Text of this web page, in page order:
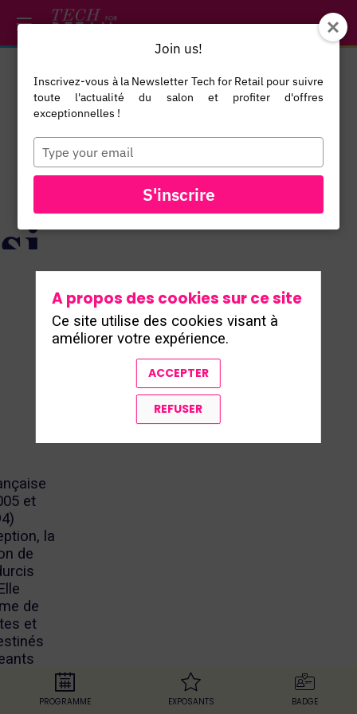
TOUS LES
et
la
de
de
et
la
PROGRAMME EXPOSANTS BADGE
A propos des cookies sur ce site
Ce site utilise des cookies visant à
améliorer votre expérience.
ACCEPTER
REFUSER
*/
Join us!
Inscrivez-vous à la Newsletter Tech for Retail pour suivre
toute l'actualité du salon et profiter d'offres
exceptionnelles !
Type
your
email
S'inscrire